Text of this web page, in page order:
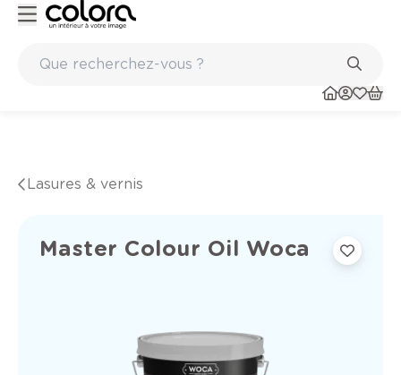
Lasures & vernis
Master Colour Oil Woca